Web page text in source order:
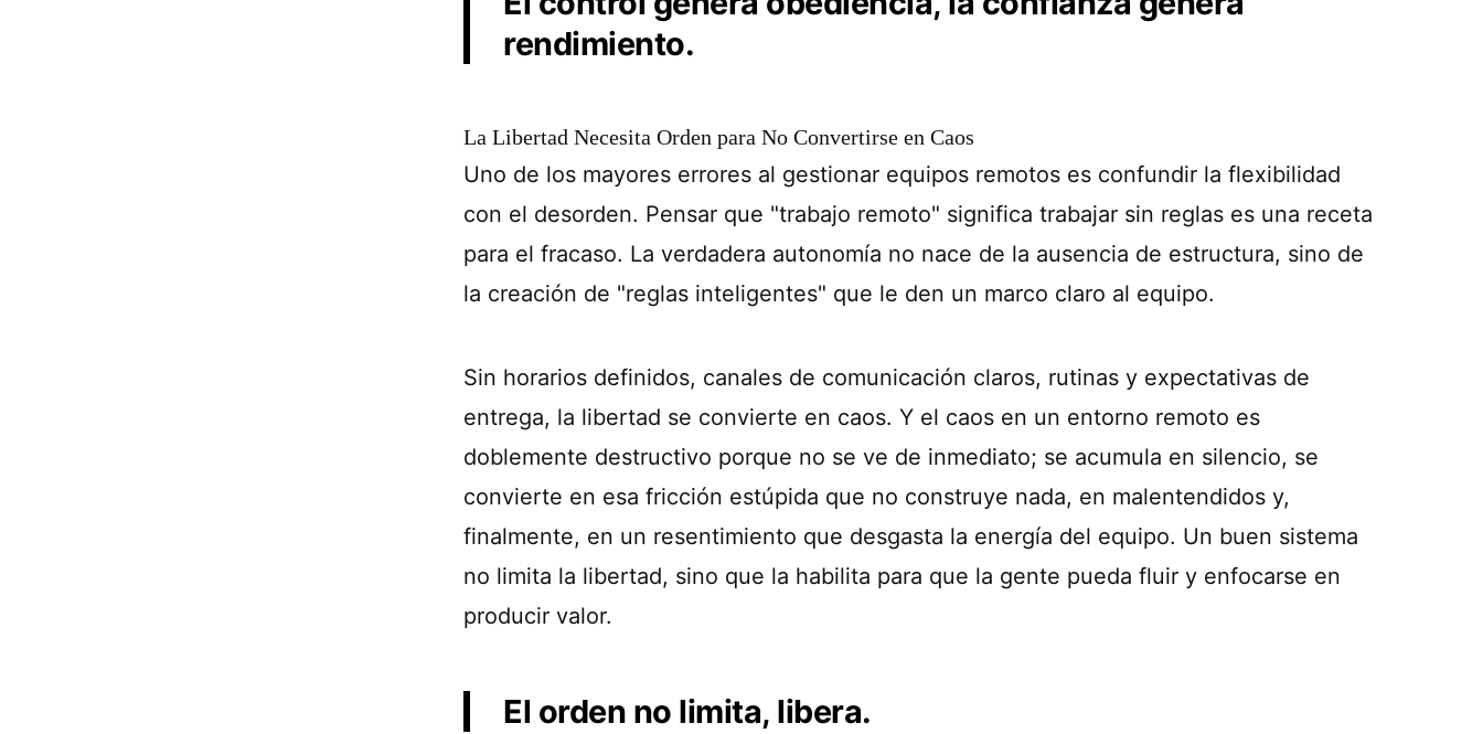
rendimiento.
La Libertad Necesita Orden para No Convertirse en Caos
Uno de los mayores errores al gestionar equipos remotos es confundir la flexibilidad
con el desorden. Pensar que "trabajo remoto" significa trabajar sin reglas es una receta
para el fracaso. La verdadera autonomía no nace de la ausencia de estructura, sino de
la creación de "reglas inteligentes" que le den un marco claro al equipo.
Sin horarios definidos, canales de comunicación claros, rutinas y expectativas de
entrega, la libertad se convierte en caos. Y el caos en un entorno remoto es
doblemente destructivo porque no se ve de inmediato; se acumula en silencio, se
convierte en esa fricción estúpida que no construye nada, en malentendidos y,
finalmente, en un resentimiento que desgasta la energía del equipo. Un buen sistema
no limita la libertad, sino que la habilita para que la gente pueda fluir y enfocarse en
producir valor.
El orden no limita, libera.